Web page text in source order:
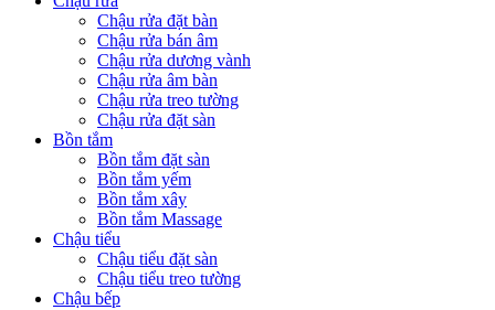
Chậu rửa đặt bàn
Chậu rửa bán âm
Chậu rửa dương vành
Chậu rửa âm bàn
Chậu rửa treo tường
Chậu rửa đặt sàn
Bồn tắm
Bồn tắm đặt sàn
Bồn tắm yếm
Bồn tắm xây
Bồn tắm Massage
Chậu tiểu
Chậu tiểu đặt sàn
Chậu tiểu treo tường
Chậu bếp